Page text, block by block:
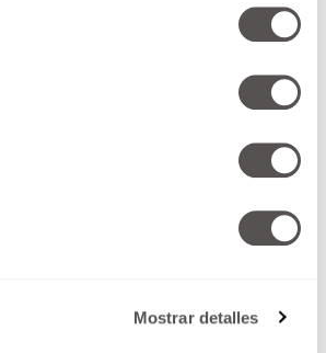
Mostrar detalles
falso. Existen miles
un día completo metidas en el